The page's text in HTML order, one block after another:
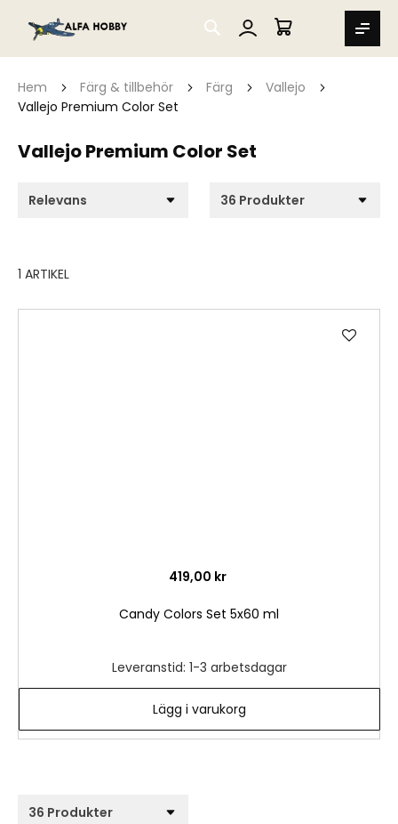
SEARCH
MIN VARUKORG
Hem Färg & tillbehör Färg
Vallejo
Vallejo Premium Color Set
Vallejo Premium Color Set
1 ARTIKEL
419,00 kr
Candy Colors Set 5x60 ml
Leveranstid: 1-3 arbetsdagar
Lägg i varukorg